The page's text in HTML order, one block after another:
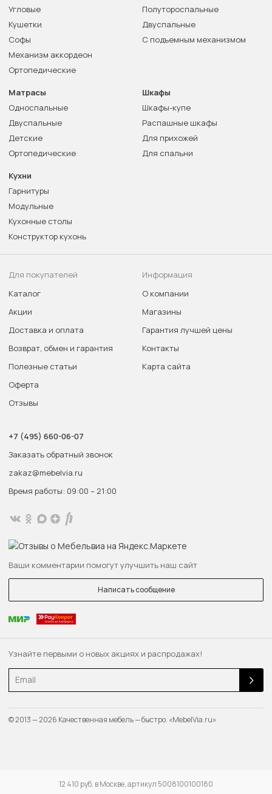
12 410 руб. в Москве, артикул 5008100100180
Узнайте первыми о новых акциях и распродажах!
Email
Угловые
Кушетки
Софы
Механизм аккордеон
Ортопедические
Полутороспальные
Двуспальные
С подъемным механизмом
Матрасы
Односпальные
Двуспальные
Детские
Ортопедические
Шкафы
Шкафы-купе
Распашные шкафы
Для прихожей
Для спальни
Кухни
Гарнитуры
Модульные
Кухонные столы
Конструктор кухонь
Для покупателей
Каталог
Акции
Доставка и оплата
Возврат, обмен и гарантия
Полезные статьи
Оферта
Отзывы
Информация
О компании
Магазины
Гарантия лучшей цены
Контакты
Карта сайта
+7 (495) 660-06-07
Заказать обратный звонок
zakaz@mebelvia.ru
Время работы: 09:00 – 21:00
Ваши комментарии помогут улучшить наш сайт
Написать сообщение
© 2013 — 2026 Качественная мебель — быстро. «MebelVia.ru»